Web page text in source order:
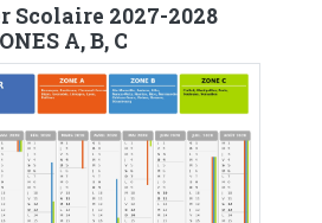
Scolaire 2027-2028
A, B, C